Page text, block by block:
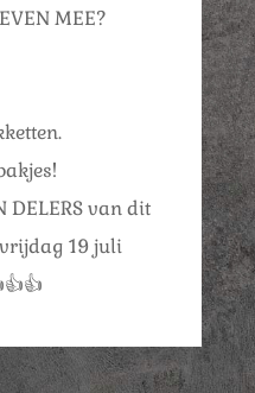
MEE?
DELERS van dit
19 juli